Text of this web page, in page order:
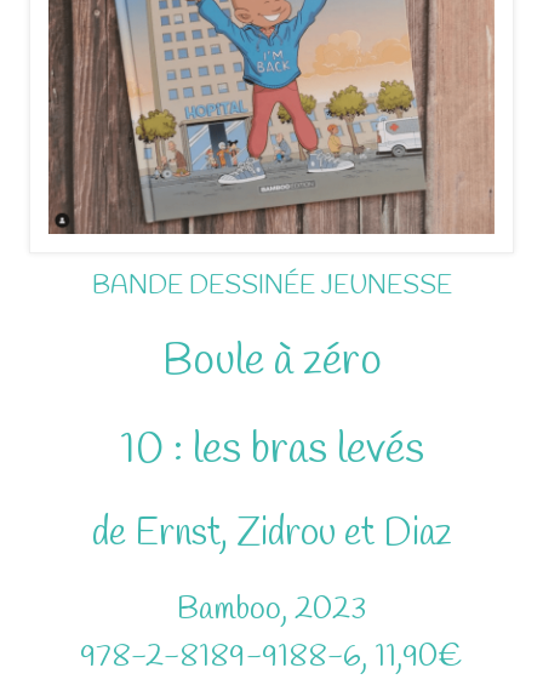
BANDE DESSINÉE JEUNESSE
Boule à zéro
10 : les bras levés
de Ernst, Zidrou et Diaz
Bamboo, 2023
978-2-8189-9188-6, 11,90€